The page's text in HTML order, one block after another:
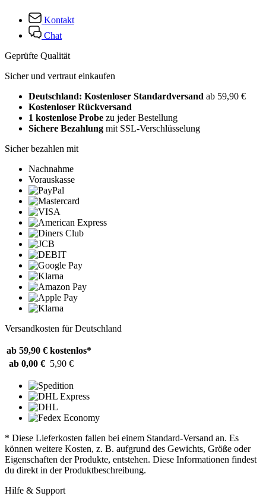
Kontakt
Chat
Geprüfte Qualität
Sicher und vertraut einkaufen
Deutschland: Kostenloser Standardversand ab 59,90 €
Kostenloser Rückversand
1 kostenlose Probe zu jeder Bestellung
Sichere Bezahlung mit SSL-Verschlüsselung
Sicher bezahlen mit
Nachnahme
Vorauskasse
Versandkosten für Deutschland
ab 59,90 € kostenlos*
ab 0,00 € 5,90 €
* Diese Lieferkosten fallen bei einem Standard-Versand an. Es
können weitere Kosten, z. B. aufgrund des Gewichts, Größe oder
Eigenschaften der Produkte, entstehen. Diese Informationen findest
du direkt in der Produktbeschreibung.
Hilfe & Support